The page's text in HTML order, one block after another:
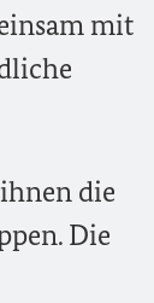
mit
die
Die